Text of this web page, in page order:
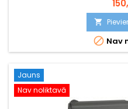

 Nav
Jauns
Nav noliktavā